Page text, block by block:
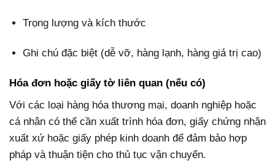
Trọng lượng và kích thước
Ghi chú đặc biệt (dễ vỡ, hàng lạnh, hàng giá trị cao)
Hóa đơn hoặc giấy tờ liên quan (nếu có)
Với các loại hàng hóa thương mại, doanh nghiệp hoặc
cá nhân có thể cần xuất trình hóa đơn, giấy chứng nhận
xuất xứ hoặc giấy phép kinh doanh để đảm bảo hợp
pháp và thuận tiện cho thủ tục vận chuyển.